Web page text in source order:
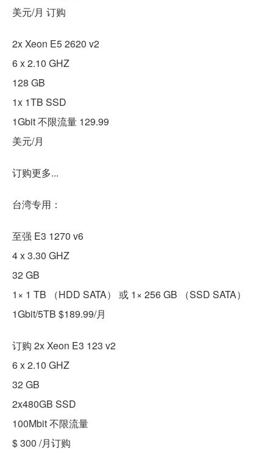
美元/月 订购
2x Xeon E5 2620 v2
6 x 2.10 GHZ
128 GB
1x 1TB SSD
1Gbit 不限流量 129.99
美元/月
订购更多...
台湾专用：
至强 E3 1270 v6
4 x 3.30 GHZ
32 GB
1× 1 TB （HDD SATA） 或 1× 256 GB （SSD SATA）
1Gbit/5TB $189.99/月
订购 2x Xeon E3 123 v2
6 x 2.10 GHZ
32 GB
2x480GB SSD
100Mbit 不限流量
$ 300 /月订购